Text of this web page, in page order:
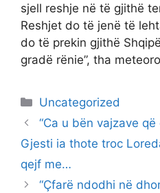
sjell reshje në të gjithë
Reshjet do të jenë të
do të prekin gjithë
gradë rënie”, tha
Categories
Uncategorized
“Ca u bën vajzave
Gjesti ia thote troc
qejf me…
“Çfarë ndodhi në